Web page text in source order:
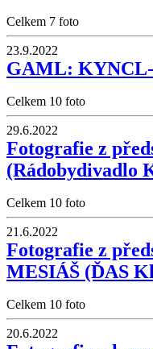
Celkem 7 foto
23.9.2022
GAML:
Celkem 10 foto
29.6.2022
Fotografie z
(Rádobydivadlo
Celkem 10 foto
21.6.2022
Fotografie z
MESIÁŠ (ĎAS
Celkem 10 foto
20.6.2022